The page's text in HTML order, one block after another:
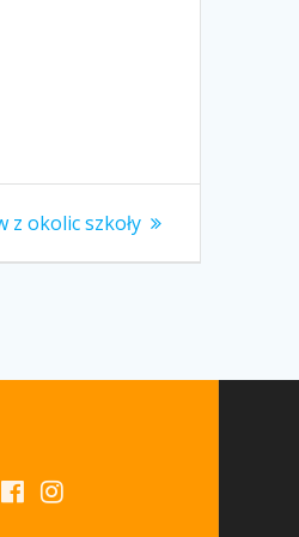
z okolic szkoły